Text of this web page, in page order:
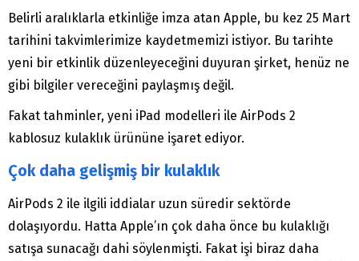
Belirli aralıklarla etkinliğe imza atan Apple, bu kez 25 Mart
tarihini takvimlerimize kaydetmemizi istiyor. Bu tarihte
yeni bir etkinlik düzenleyeceğini duyuran şirket, henüz ne
gibi bilgiler vereceğini paylaşmış değil.
Fakat tahminler, yeni iPad modelleri ile AirPods 2
kablosuz kulaklık ürününe işaret ediyor.
Çok daha gelişmiş bir kulaklık
AirPods 2 ile ilgili iddialar uzun süredir sektörde
dolaşıyordu. Hatta Apple’ın çok daha önce bu kulaklığı
satışa sunacağı dahi söylenmişti. Fakat işi biraz daha